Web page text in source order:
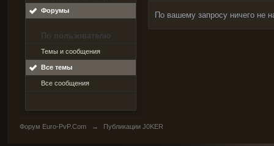
Форумы
По пользователю
Темы и сообщения
Все темы
Все сообщения
По вашему запросу ничего не
Форум Euro-PvP.Com → Публикации J0KER